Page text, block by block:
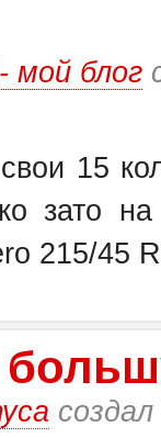
мой блог
15
зато
215/45